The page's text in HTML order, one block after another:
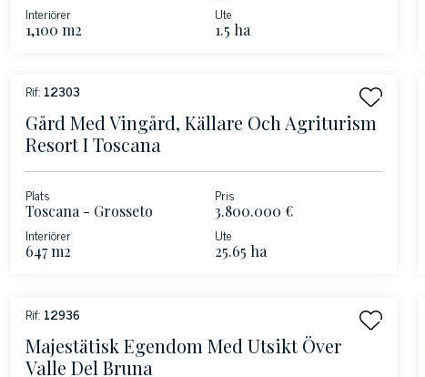
Interiörer
1,100 m2
Ute
1.5 ha
Rif: 12303
Gård Med Vingård, Källare Och Agriturism
Resort I Toscana
Plats
Toscana - Grosseto
Pris
3.800.000 €
Interiörer
647 m2
Ute
25.65 ha
Rif: 12936
Majestätisk Egendom Med Utsikt Över
Valle Del Bruna